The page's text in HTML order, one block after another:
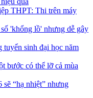
THPT: Thi trên máy
'khổng lồ' nhưng dễ gây
sinh đại học năm
bước có thể lỡ cả mùa
sẽ “hạ nhiệt” nhưng